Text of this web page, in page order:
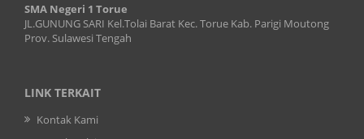
SMA Negeri 1 Torue
JL.GUNUNG SARI Kel.Tolai Barat Kec. Torue Kab. Parigi Moutong
Prov. Sulawesi Tengah
LINK TERKAIT
Kontak Kami